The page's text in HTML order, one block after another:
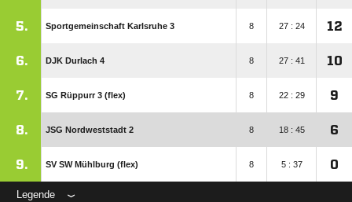
5. Sportgemeinschaft Karlsruhe 3 8 27 : 24 12
6. DJK Durlach 4 8 27 : 41 10
7. SG Rüppurr 3 (flex) 8 22 : 29 9
8. JSG Nordweststadt 2 8 18 : 45 6
9. SV SW Mühlburg (flex) 8 5 : 37 0
Legende